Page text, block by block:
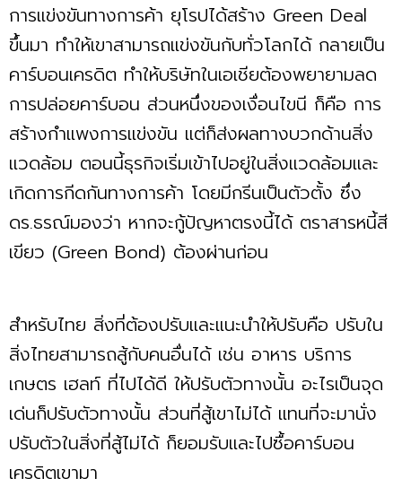
การแข่งขันทางการค้า ยุโรปได้สร้าง Green Deal
ขึ้นมา ทำให้เขาสามารถแข่งขันกับทั่วโลกได้ กลายเป็น
คาร์บอนเครดิต ทำให้บริษัทในเอเชียต้องพยายามลด
การปล่อยคาร์บอน ส่วนหนึ่งของเงื่อนไขนี ก็คือ การ
สร้างกำแพงการแข่งขัน แต่ก็ส่งผลทางบวกด้านสิ่ง
แวดล้อม ตอนนี้ธุรกิจเริ่มเข้าไปอยู่ในสิ่งแวดล้อมและ
เกิดการกีดกันทางการค้า โดยมีกรีนเป็นตัวตั้ง ซึ่ง
ดร.ธรณ์มองว่า หากจะกู้ปัญหาตรงนี้ได้ ตราสารหนี้สี
เขียว (Green Bond) ต้องผ่านก่อน
สำหรับไทย สิ่งที่ต้องปรับและแนะนำให้ปรับคือ ปรับใน
สิ่งไทยสามารถสู้กับคนอื่นได้ เช่น อาหาร บริการ
เกษตร เฮลท์ ที่ไปได้ดี ให้ปรับตัวทางนั้น อะไรเป็นจุด
เด่นก็ปรับตัวทางนั้น ส่วนที่สู้เขาไม่ได้ แทนที่จะมานั่ง
ปรับตัวในสิ่งที่สู้ไม่ได้ ก็ยอมรับและไปซื้อคาร์บอน
เครดิตเขามา